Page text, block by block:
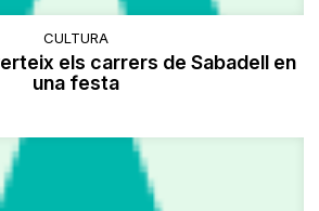
CULTURA
els carrers de Sabadell en
una festa